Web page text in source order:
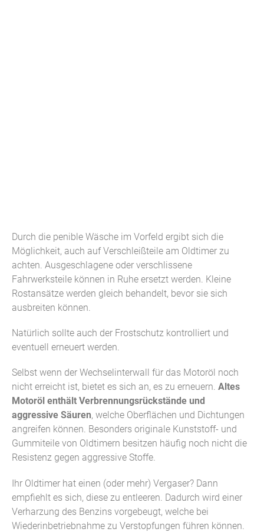
Durch die penible Wäsche im Vorfeld ergibt sich die
Möglichkeit, auch auf Verschleißteile am Oldtimer zu
achten. Ausgeschlagene oder verschlissene
Fahrwerksteile können in Ruhe ersetzt werden. Kleine
Rostansätze werden gleich behandelt, bevor sie sich
ausbreiten können.
Natürlich sollte auch der Frostschutz kontrolliert und
eventuell erneuert werden.
Selbst wenn der Wechselinterwall für das Motoröl noch
nicht erreicht ist, bietet es sich an, es zu erneuern. Altes
Motoröl enthält Verbrennungsrückstände und
aggressive Säuren, welche Oberflächen und Dichtungen
angreifen können. Besonders originale Kunststoff- und
Gummiteile von Oldtimern besitzen häufig noch nicht die
Resistenz gegen aggressive Stoffe.
Ihr Oldtimer hat einen (oder mehr) Vergaser? Dann
empfiehlt es sich, diese zu entleeren. Dadurch wird einer
Verharzung des Benzins vorgebeugt, welche bei
Wiederinbetriebnahme zu Verstopfungen führen können.